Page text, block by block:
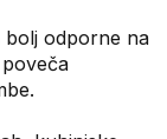
bolj odporne na